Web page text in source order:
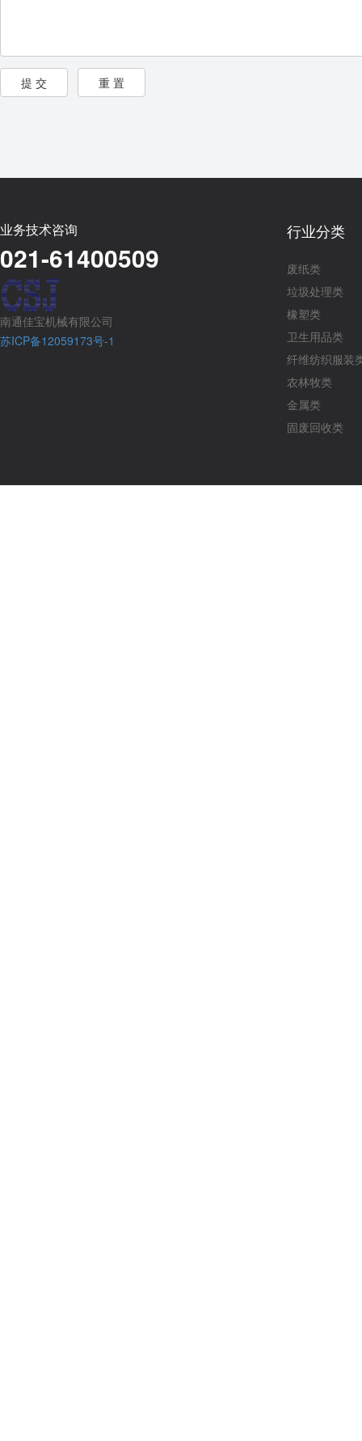
业务技术咨询
021-61400509
南通佳宝机械有限公司
苏ICP备12059173号-1
行业分类
废纸类
垃圾处理类
橡塑类
卫生用品类
纤维纺织服装
农林牧类
金属类
固废回收类